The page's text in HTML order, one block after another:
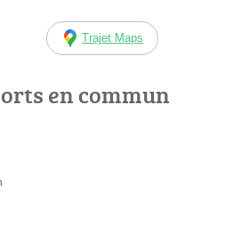
Trajet Maps
en commun